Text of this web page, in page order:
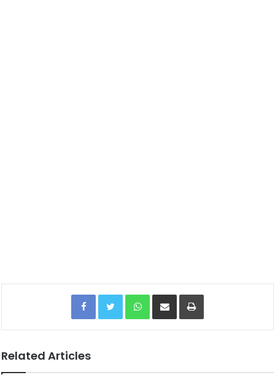
Facebook Twitter WhatsApp
Related Articles